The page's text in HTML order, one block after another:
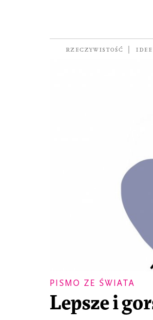
RZECZYWISTOŚĆ IDEE
PISMO ZE ŚWIATA
Lepsze i